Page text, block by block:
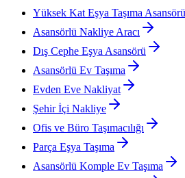
Yüksek Kat Eşya Taşıma Asansörü
Asansörlü Nakliye Aracı
Dış Cephe Eşya Asansörü
Asansörlü Ev Taşıma
Evden Eve Nakliyat
Şehir İçi Nakliye
Ofis ve Büro Taşımacılığı
Parça Eşya Taşıma
Asansörlü Komple Ev Taşıma